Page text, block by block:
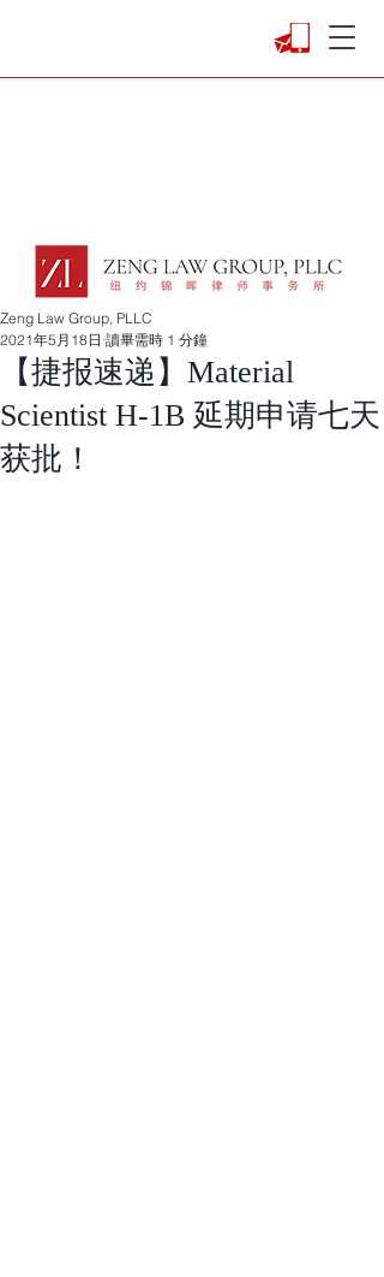
【捷报速递】Material
Scientist H-1B 延期申请七天
获批！
Zeng Law Group, PLLC
2021年5月18日 讀畢需時 1 分鐘